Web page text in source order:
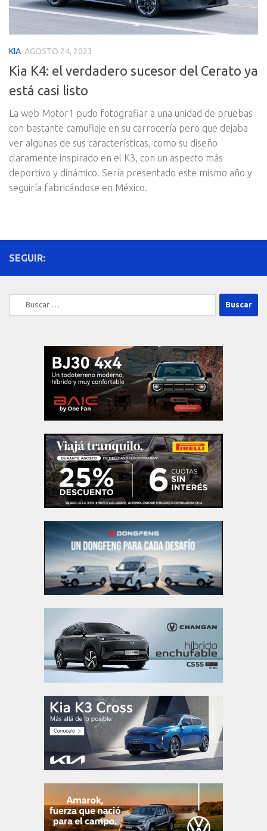
KIA AGOSTO 24, 2023
Kia K4: el verdadero sucesor del Cerato ya
está casi listo
La web Motor1 pudo fotografiar a una unidad de pruebas
con bastante camuflaje en su carrocería pero que dejaba
ver algunas de sus características, como su diseño
claramente inspirado en el K3, con un aspecto más
deportivo y dinámico. Sería presentado este mismo año y
seguiría fabricándose en México.
SEGUIR:
Buscar: